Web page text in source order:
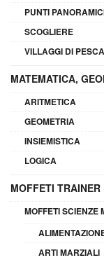
PUNTI
SCOGLIERE
VILLAGGI DI
MATEMATICA,
ARITMETICA
GEOMETRIA
INSIEMISTICA
LOGICA
MOFFETI TRAINER
MOFFETI SCIENZE
ARTI MARZIALI